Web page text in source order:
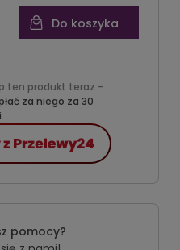
Do koszyka
ten produkt teraz -
za niego za 30
pomocy?